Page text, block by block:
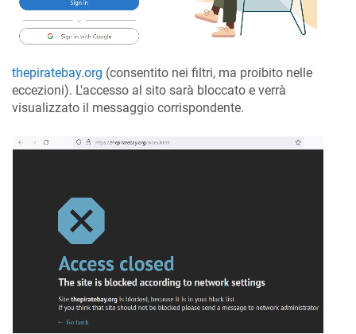
thepiratebay.org (consentito nei filtri, ma proibito nelle
eccezioni). L'accesso al sito sarà bloccato e verrà
visualizzato il messaggio corrispondente.